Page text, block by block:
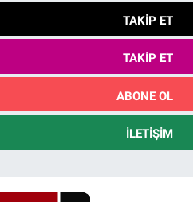
TAKIP ET
TAKIP ET
ABONE OL
İLETIŞIM